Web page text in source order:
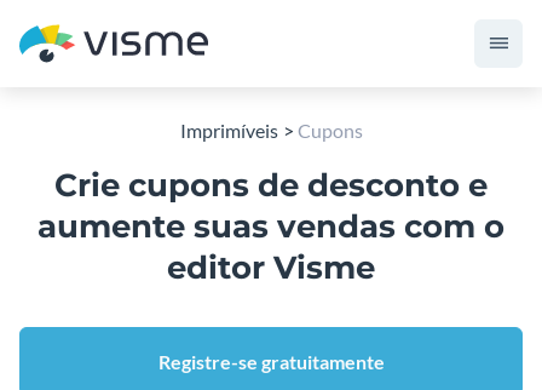
Imprimíveis Cupons
Crie cupons de desconto e
aumente suas vendas com o
editor Visme
Registre-se gratuitamente